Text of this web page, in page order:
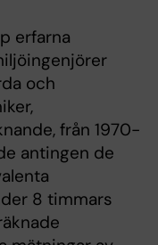
erfarna
och
från 1970-
antingen de
8 timmars